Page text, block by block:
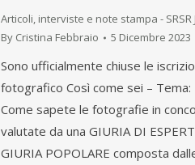
Articoli, interviste e note stampa -
By Cristina Febbraio 5 Dicembre 2023
Sono ufficialmente chiuse le
fotografico Così come sei – Tema:
Come sapete le fotografie in
valutate da una GIURIA DI
GIURIA POPOLARE composta